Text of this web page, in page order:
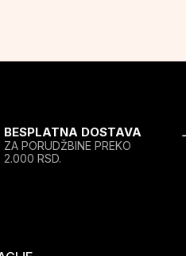
BESPLATNA DOSTAVA
ZA PORUDŽBINE PREKO
2.000 RSD.